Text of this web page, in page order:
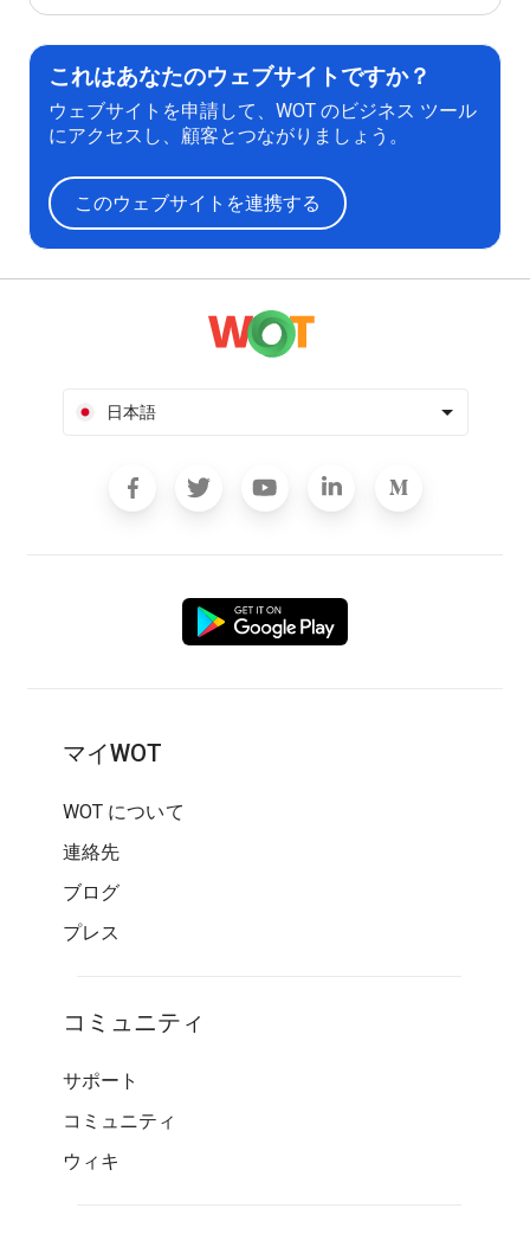
これはあなたのウェブサイトですか？
ウェブサイトを申請して、WOT のビジネス ツール
にアクセスし、顧客とつながりましょう。
このウェブサイトを連携する
日本語
マイWOT
WOT について
連絡先
ブログ
プレス
コミュニティ
サポート
コミュニティ
ウィキ